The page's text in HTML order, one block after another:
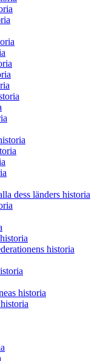
dess länders historia
historia
historia